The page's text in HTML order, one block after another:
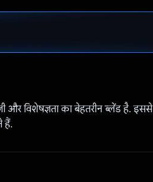
और विशेषज्ञता का बेहतरीन ब्लेंड है. इससे
हैं.